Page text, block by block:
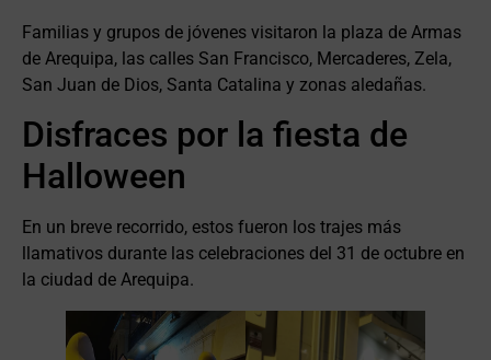
Familias y grupos de jóvenes visitaron la plaza de Armas
de Arequipa, las calles San Francisco, Mercaderes, Zela,
San Juan de Dios, Santa Catalina y zonas aledañas.
Disfraces por la fiesta de
Halloween
En un breve recorrido, estos fueron los trajes más
llamativos durante las celebraciones del 31 de octubre en
la ciudad de Arequipa.